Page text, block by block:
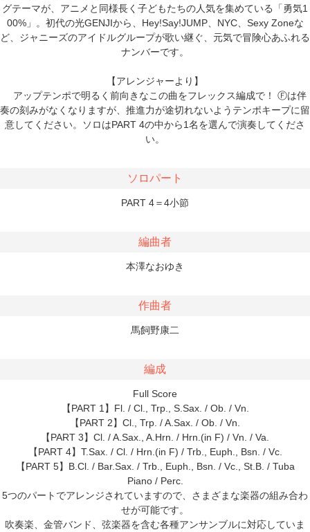
グテーマが、アニメと同様長く子どもたちの人気を集めている「勇気1
00%」。初代の光GENJIから、Hey!Say!JUMP、NYC、Sexy Zoneな
ど、ジャニーズのアイドルグループが歌い継ぐ、元気で冒険心あふれる
ナンバーです。
【アレンジャーより】
アップテンポで明るく前向きなこの曲をフレックス編成で！ Ⓕは伴
奏の刻みがなくなりますが、推進力が途切れないようテンポキープに留
意してください。ソロはPART 4の中から1名を選んで演奏してくださ
い。
ソロパート
PART 4＝4小節
編曲者
本澤なおゆき
作曲者
馬飼野康二
編成
Full Score
【PART 1】Fl. / Cl., Trp., S.Sax. / Ob. / Vn.
【PART 2】Cl., Trp. / A.Sax. / Ob. / Vn.
【PART 3】Cl. / A.Sax., A.Hrn. / Hrn.(in F) / Vn. / Va.
【PART 4】T.Sax. / Cl. / Hrn.(in F) / Trb., Euph., Bsn. / Vc.
【PART 5】B.Cl. / Bar.Sax. / Trb., Euph., Bsn. / Vc., St.B. / Tuba
Piano / Perc.
5つのパートでアレンジされていますので、さまざまな楽器の組み合わ
せが可能です。
吹奏楽、金管バンド、弦楽器を含む各種アンサンブルに対応していま